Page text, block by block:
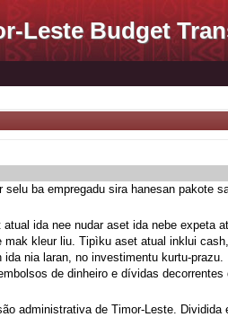
Leste Budget
selu ba empregadu sira hanesan pakote
atual ida nee nudar aset ida nebe expeta
mak kleur liu. Tipìku aset atual inklui
ida nia laran, no investimentu kurtu-prazu.
de dinheiro e dívidas
administrativa de Timor-Leste.